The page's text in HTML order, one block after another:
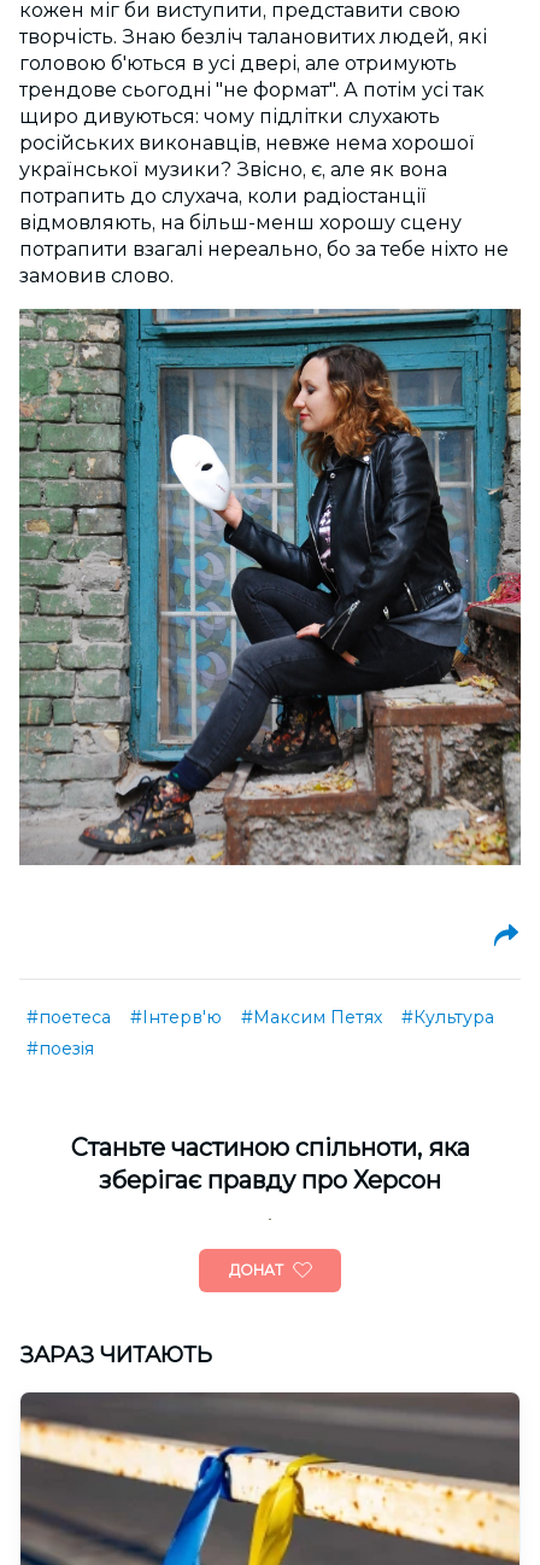
кожен міг би виступити, представити свою
творчість. Знаю безліч талановитих людей, які
головою б'ються в усі двері, але отримують
трендове сьогодні "не формат". А потім усі так
щиро дивуються: чому підлітки слухають
російських виконавців, невже нема хорошої
української музики? Звісно, є, але як вона
потрапить до слухача, коли радіостанції
відмовляють, на більш-менш хорошу сцену
потрапити взагалі нереально, бо за тебе ніхто не
замовив слово.
#поетеса #Інтерв'ю #Максим Петях
#Культура
#поезія
Cтаньте частиною спільноти, яка
зберігає правду про Херсон
ДОНАТ
ЗАРАЗ ЧИТАЮТЬ